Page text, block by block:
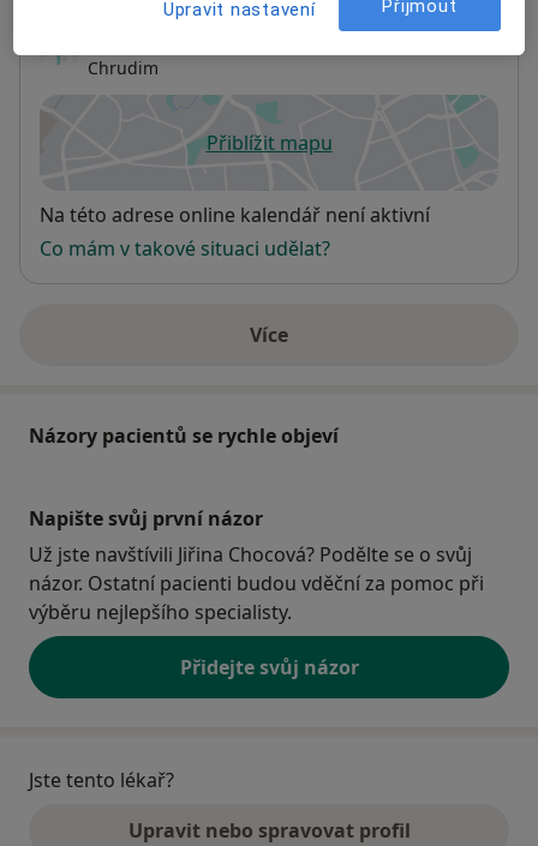
Chrudim
Přiblížit mapuse otevře v nové záložce
Dostupnost
Na této adrese online kalendář není aktivní
Co mám v takové situaci udělat?
Víceo adrese
Názory pacientů se rychle objeví
Napište svůj první názor
Už jste navštívili Jiřina Chocová? Podělte se o svůj
názor. Ostatní pacienti budou vděční za pomoc při
výběru nejlepšího specialisty.
Přidejte svůj názor
Jste tento lékař?
Upravit nebo spravovat profil
Upravit nastavení Přijmout